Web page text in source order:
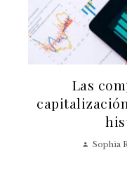
Las
Sophia